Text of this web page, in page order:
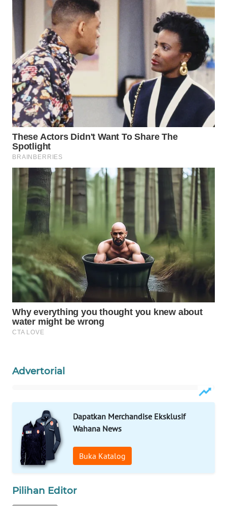
Advertorial
Dapatkan Merchandise Eksklusif
Wahana News
Buka Katalog
Pilihan Editor
PERSONA
WAHANA
OTOMOTIF
WAHANA
HEALTH
WAHANA
DESA
WISATA
LAPAK
WAHANA
Wahana
Network
KONSUMEN
LISTRIK
MASYARAKAT
KELISTRIKAN
WALINKI
ID
ID
MARTABAT
NET
PLN
WATCH
MKLI
LPKKI